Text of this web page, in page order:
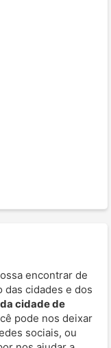
encontrar de
das cidades e dos
da cidade de
pode nos deixar
sociais, ou